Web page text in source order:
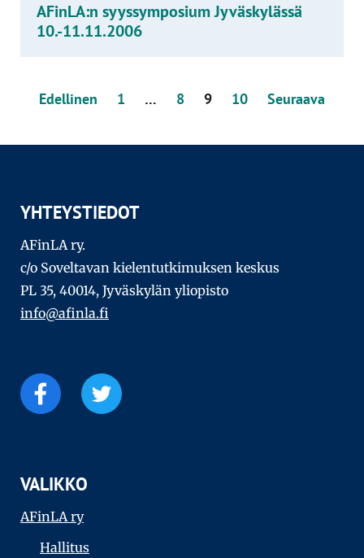
AFinLA:n syyssymposium Jyväskylässä
10.-11.11.2006
Artikkelien
Edellinen 1 … 8 9 10 Seuraava
YHTEYSTIEDOT
AFinLA ry.
c/o Soveltavan kielentutkimuksen keskus
PL 35, 40014, Jyväskylän yliopisto
info@afinla.fi
VALIKKO
AFinLA ry
Hallitus